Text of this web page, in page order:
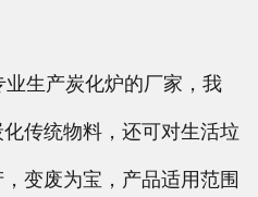
生产炭化炉的厂家，我
传统物料，还可对生活垃
变废为宝，产品适用范围